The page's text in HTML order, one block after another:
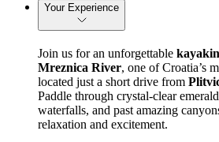
Your Experience
Join us for an unforgettable
Mreznica River, one of Croatia’s
located just a short drive from
Paddle through crystal-clear
waterfalls, and past amazing
relaxation and excitement.